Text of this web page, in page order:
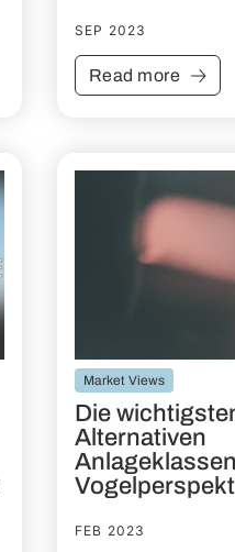
SEP 2023
Read more
Market Views
Die
Alternativen
FEB 2023